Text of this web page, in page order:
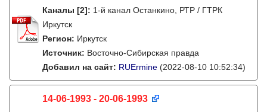
Каналы [2]: 1-й канал Останкино, РТР / ГТРК
Иркутск
Регион: Иркутск
Источник: Восточно-Сибирская правда
Добавил на сайт: RUErmine (2022-08-10 10:52:34)
14-06-1993 - 20-06-1993